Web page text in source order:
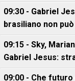
09:30 - Gabriel
brasiliano non
09:15 - Sky,
Gabriel Jesus:
09:00 - Che